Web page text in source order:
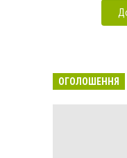
ОГОЛОШЕННЯ